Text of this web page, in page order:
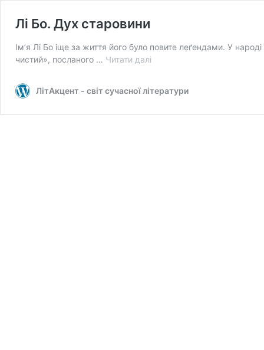
Лі Бо. Дух cтаровини
Ім’я Лі Бо іще за життя його було повите леґендами. У
чистий», посланого … Читати даліЛі
cтаровини
ЛітАкцент - світ сучасної літератури